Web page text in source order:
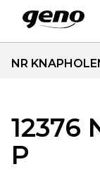
NR
12376
P